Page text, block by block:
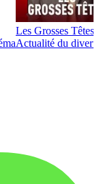
Les Grosses Têtes
Actualité du